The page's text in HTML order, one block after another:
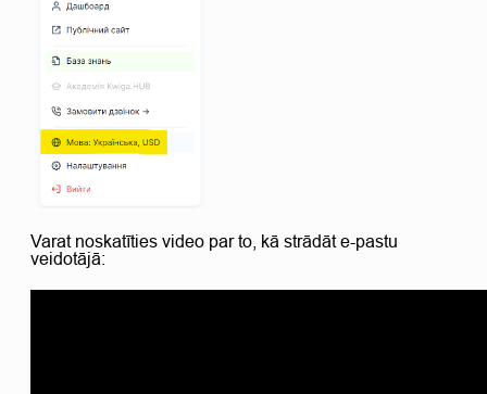
Varat noskatīties video par to, kā strādāt e-pastu
veidotājā: